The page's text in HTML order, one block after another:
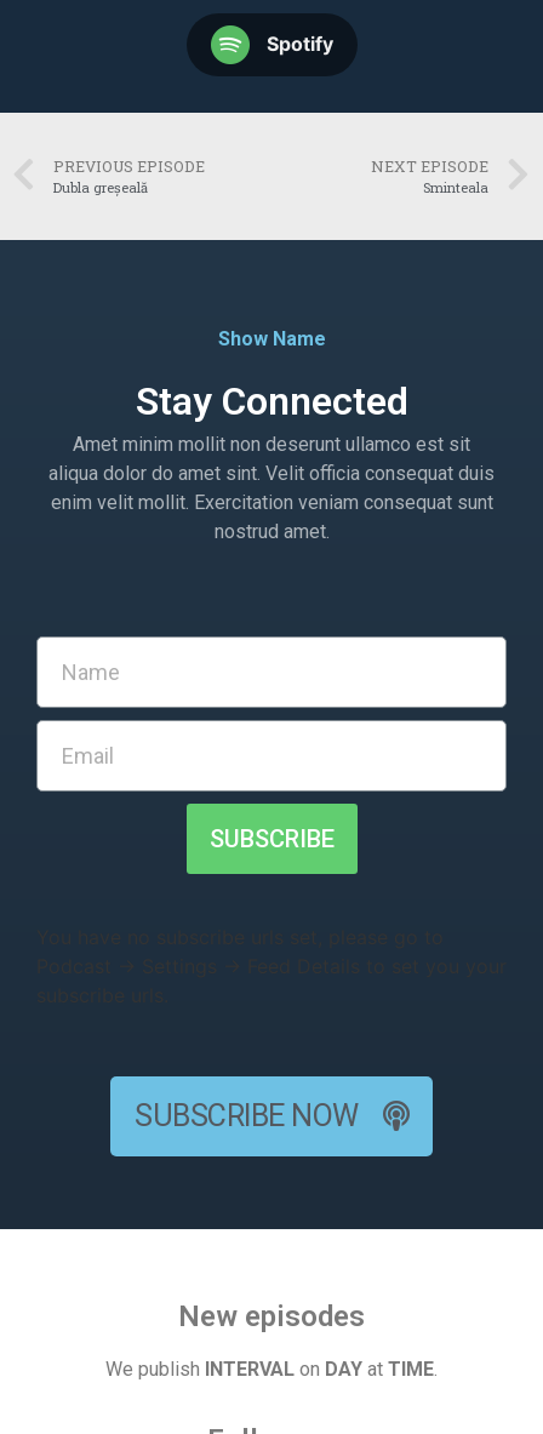
Spotify
PREVIOUS EPISODE
Dubla greșeală
NEXT EPISODE
Sminteala
Show Name
Stay Connected
Amet minim mollit non deserunt ullamco est sit
aliqua dolor do amet sint. Velit officia consequat duis
enim velit mollit. Exercitation veniam consequat sunt
nostrud amet.
SUBSCRIBE
SUBSCRIBE NOW
New episodes
We publish INTERVAL on DAY at TIME